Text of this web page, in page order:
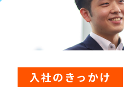
入社のきっかけ